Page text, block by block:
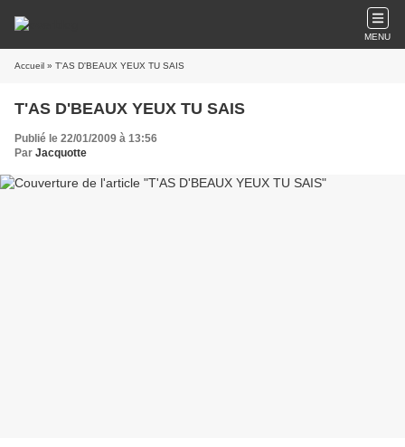
MENU
Accueil » T'AS D'BEAUX YEUX TU SAIS
T'AS D'BEAUX YEUX TU SAIS
Publié le 22/01/2009 à 13:56
Par Jacquotte